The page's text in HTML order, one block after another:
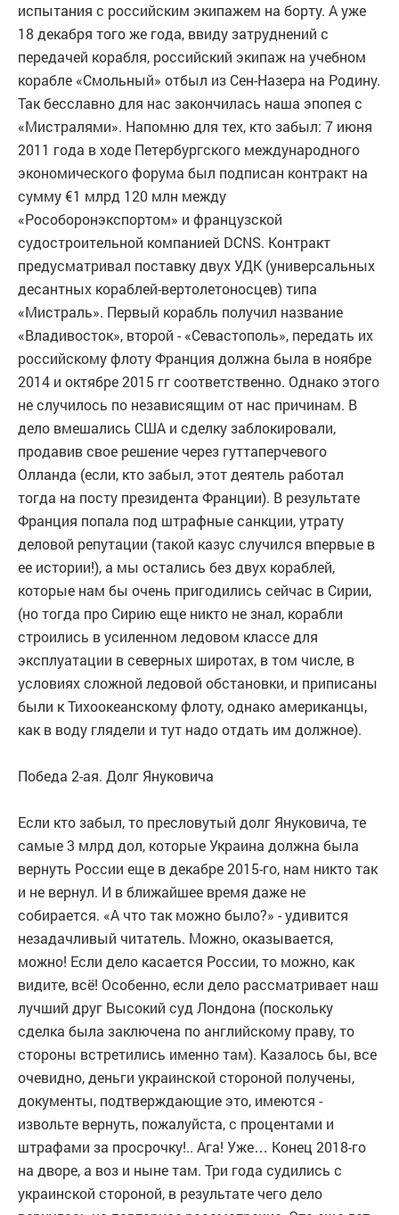
испытания с российским экипажем на борту. А уже
18 декабря того же года, ввиду затруднений с
передачей корабля, российский экипаж на учебном
корабле «Смольный» отбыл из Сен-Назера на Родину.
Так бесславно для нас закончилась наша эпопея с
«Мистралями». Напомню для тех, кто забыл: 7 июня
2011 года в ходе Петербургского международного
экономического форума был подписан контракт на
сумму €1 млрд 120 млн между
«Рособоронэкспортом» и французской
судостроительной компанией DCNS. Контракт
предусматривал поставку двух УДК (универсальных
десантных кораблей-вертолетоносцев) типа
«Мистраль». Первый корабль получил название
«Владивосток», второй - «Севастополь», передать их
российскому флоту Франция должна была в ноябре
2014 и октябре 2015 гг соответственно. Однако этого
не случилось по независящим от нас причинам. В
дело вмешались США и сделку заблокировали,
продавив свое решение через гуттаперчевого
Олланда (если, кто забыл, этот деятель работал
тогда на посту президента Франции). В результате
Франция попала под штрафные санкции, утрату
деловой репутации (такой казус случился впервые в
ее истории!), а мы остались без двух кораблей,
которые нам бы очень пригодились сейчас в Сирии,
(но тогда про Сирию еще никто не знал, корабли
строились в усиленном ледовом классе для
эксплуатации в северных широтах, в том числе, в
условиях сложной ледовой обстановки, и приписаны
были к Тихоокеанскому флоту, однако американцы,
как в воду глядели и тут надо отдать им должное).
Победа 2-ая. Долг Януковича
Если кто забыл, то пресловутый долг Януковича, те
самые 3 млрд дол, которые Украина должна была
вернуть России еще в декабре 2015-го, нам никто так
и не вернул. И в ближайшее время даже не
собирается. «А что так можно было?» - удивится
незадачливый читатель. Можно, оказывается,
можно! Если дело касается России, то можно, как
видите, всё! Особенно, если дело рассматривает наш
лучший друг Высокий суд Лондона (поскольку
сделка была заключена по английскому праву, то
стороны встретились именно там). Казалось бы, все
очевидно, деньги украинской стороной получены,
документы, подтверждающие это, имеются -
извольте вернуть, пожалуйста, с процентами и
штрафами за просрочку!.. Ага! Уже… Конец 2018-го
на дворе, а воз и ныне там. Три года судились с
украинской стороной, в результате чего дело